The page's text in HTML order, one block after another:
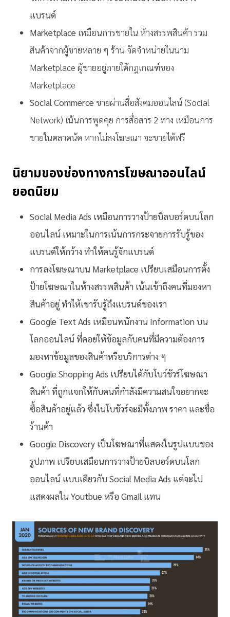
แบรนด์
Marketplace เหมือนการขายใน ห้างสรรพสินค้า รวม
สินค้าจากผู้ขายหลาย ๆ ร้าน จัดจำหน่ายในนาม
Marketplace ผู้ขายอยู่ภายใต้กฎเกณฑ์ของ
Marketplace
Social Commerce ขายผ่านสื่อสังคมออนไลน์ (Social
Network) เน้นการพูดคุย การสื่อสาร 2 ทาง เหมือนการ
ขายในตลาดนัด หากไม่ลงโฆษณา จะขายได้ฟรี
นิยามของช่องทางการโฆษณาออนไลน์
ยอดนิยม
Social Media Ads เหมือนการวางป้ายบิลบอร์ดบนโลก
ออนไลน์ เหมาะในการเน้นการกระจายการรับรู้ของ
แบรนด์ให้กว้าง ทำให้คนรู้จักแบรนด์
การลงโฆษณาบน Marketplace เปรียบเสมือนการตั้ง
ป้ายโฆษณาในห้างสรรพสินค้า เน้นเข้าถึงคนที่มองหา
สินค้าอยู่ ทำให้เขารับรู้ถึงแบรนด์ของเรา
Google Text Ads เหมือนพนักงาน Information บน
โลกออนไลน์ ที่คอยให้ข้อมูลกับคนที่มีความต้องการ
มองหาข้อมูลของสินค้าหรือบริการต่าง ๆ
Google Shopping Ads เปรียบได้กับโบว์ชัวร์โฆษณา
สินค้า ที่ถูกแจกให้กับคนที่กำลังมีความสนใจอยากจะ
ซื้อสินค้าอยู่แล้ว ซึ่งในโบชัวร์จะมีทั้งภาพ ราคา และชื่อ
ร้านค้า
Google Discovery เป็นโฆษณาที่แสดงในรูปแบบของ
รูปภาพ เปรียบเสมือนการวางป้ายบิลบอร์ดบนโลก
ออนไลน์ แบบเดียวกับ Social Media Ads แต่จะไป
แสดงผลใน Youtbue หรือ Gmail แทน